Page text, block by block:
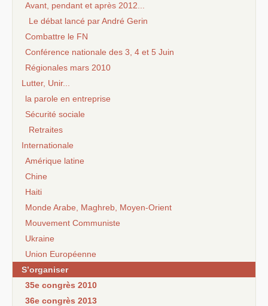
Avant, pendant et après 2012...
Le débat lancé par André Gerin
Combattre le FN
Conférence nationale des 3, 4 et 5 Juin
Régionales mars 2010
Lutter, Unir...
la parole en entreprise
Sécurité sociale
Retraites
Internationale
Amérique latine
Chine
Haiti
Monde Arabe, Maghreb, Moyen-Orient
Mouvement Communiste
Ukraine
Union Européenne
S’organiser
35e congrès 2010
36e congrès 2013